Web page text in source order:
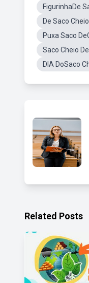
FigurinhaDe
De Saco
Puxa Saco
Saco Cheio
DIA DoSaco
Related Posts